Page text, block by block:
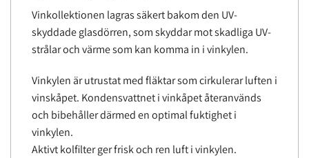
Vinkollektionen lagras säkert bakom den UV-
skyddade glasdörren, som skyddar mot skadliga UV-
strålar och värme som kan komma in i vinkylen.
Vinkylen är utrustat med fläktar som cirkulerar luften i
vinskåpet. Kondensvattnet i vinkåpet återanvänds
och bibehåller därmed en optimal fuktighet i
vinkylen.
Aktivt kolfilter ger frisk och ren luft i vinkylen.